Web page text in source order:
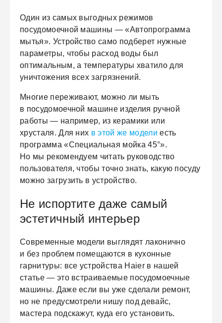
Один из самых выгодных режимов
посудомоечной машины — «Автопрограмма
мытья». Устройство само подберет нужные
параметры, чтобы расход воды был
оптимальным, а температуры хватило для
уничтожения всех загрязнений.
Многие переживают, можно ли мыть
в посудомоечной машине изделия ручной
работы — например, из керамики или
хрусталя. Для них в этой же модели есть
программа «Специальная мойка 45°».
Но мы рекомендуем читать руководство
пользователя, чтобы точно знать, какую посуду
можно загрузить в устройство.
Не испортите даже самый
эстетичный интерьер
Современные модели выглядят лаконично
и без проблем помещаются в кухонные
гарнитуры: все устройства Haier в нашей
статье — это встраиваемые посудомоечные
машины. Даже если вы уже сделали ремонт,
но не предусмотрели нишу под девайс,
мастера подскажут, куда его установить.